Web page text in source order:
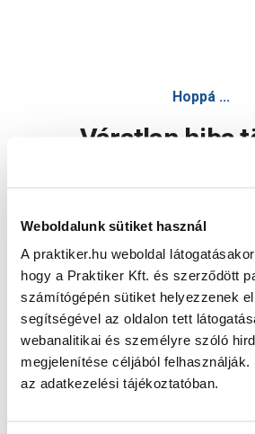
Weboldalunk sütiket használ
A praktiker.hu weboldal
hogy a Praktiker Kft. és szerződött
számítógépén sütiket helyezzenek
segítségével az oldalon tett
webanalitikai és személyre szóló
megjelenítése céljából
az adatkezelési tájékoztatóban.
Hoppá ...
Váratlan hiba
Oldal újratöltése